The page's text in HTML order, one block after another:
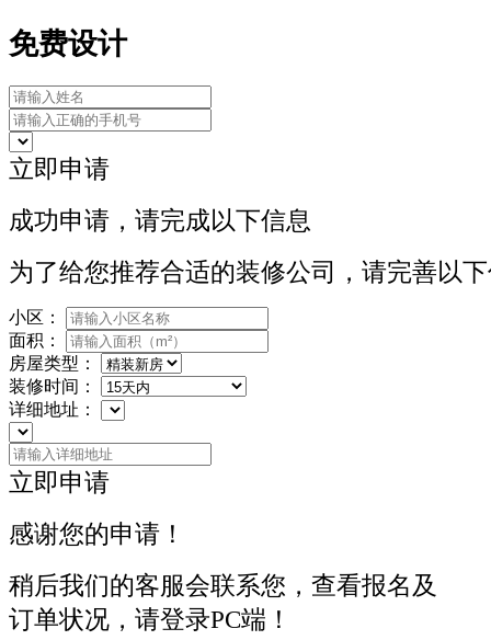
免费设计
立即申请
成功申请，请完成以下信息
为了给您推荐合适的装修公司，请完善以
小区：
面积：
房屋类型：
装修时间：
详细地址：
立即申请
感谢您的申请！
稍后我们的客服会联系您，查看报名及
订单状况，请登录PC端！